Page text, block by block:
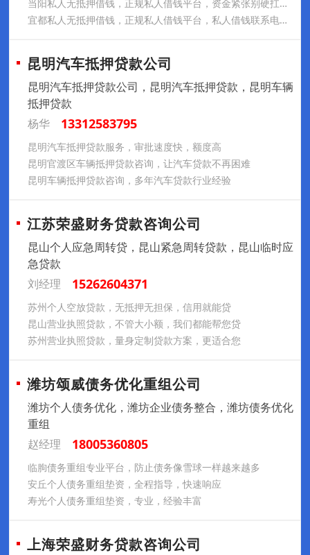
当阳私人无抵押借钱，正规私人借钱平台，资金紧张别硬扛，贷款帮您渡难关
宜都私人无抵押借钱，正规私人借钱平台，私人借钱联系电话，应急生意借钱
昆明汽车抵押贷款公司
昆明汽车抵押贷款公司，昆明汽车抵押贷款，昆明车辆
抵押贷款
杨华
13312583795
昆明汽车抵押贷款服务，审批速度快，额度高
昆明官渡区车辆抵押贷款咨询，让汽车贷款不再困难
昆明车辆抵押贷款咨询，多年汽车贷款行业经验
江苏荣盛财务贷款咨询公司
昆山个人应急周转贷，昆山紧急周转贷款，昆山临时应
急贷款
刘经理
15262604371
苏州个人空放贷款，无抵押无担保，信用就能贷
昆山营业执照贷款，不管大小额，我们都能帮您贷
苏州营业执照贷款，量身定制贷款方案，更适合您
潍坊颂威债务优化重组公司
潍坊个人债务优化，潍坊企业债务整合，潍坊债务优化
重组
赵经理
18005360805
临朐债务重组专业平台，防止债务像雪球一样越来越多
安丘个人债务重组垫资，全程指导，快速响应
寿光个人债务重组垫资，专业，经验丰富
上海荣盛财务贷款咨询公司